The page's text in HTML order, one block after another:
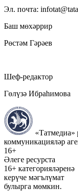
Эл. почта:
Баш мөхәррир
Рөстәм Гәрәев
Шеф-редактор
Гөлүзә Ибраһимова
«Татмедиа»
коммуникацияләр
16+
Әлеге ресурста
16+ категорияләренә
керүче мәгълүмат
булырга мөмкин.